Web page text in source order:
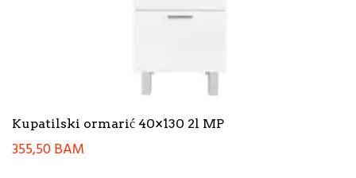
Kupatilski ormarić 40×130 2l MP
355,50BAM